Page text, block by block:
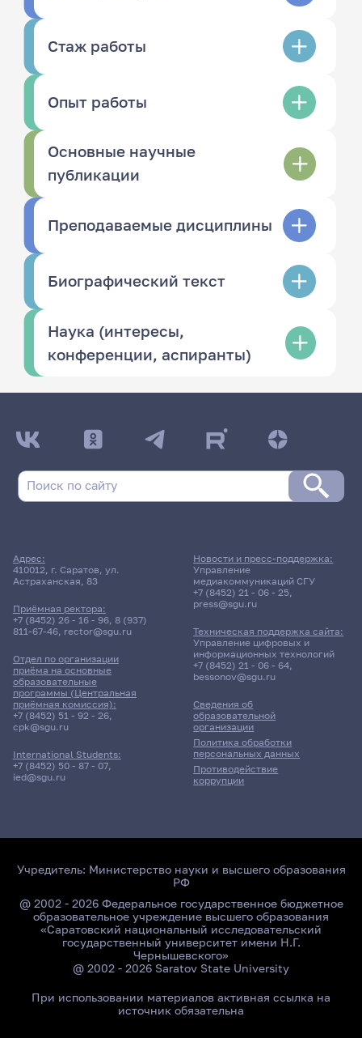
Стаж работы
Опыт работы
Основные научные
публикации
Преподаваемые дисциплины
Биографический текст
Наука (интересы,
конференции, аспиранты)
Адрес:
410012, г. Саратов, ул.
Астраханская, 83
Приёмная ректора:
+7 (8452) 26 - 16 - 96, 8 (937)
811-67-46, rector@sgu.ru
Отдел по организации
приёма на основные
образовательные
программы (Центральная
приёмная комиссия):
+7 (8452) 51 - 92 - 26,
cpk@sgu.ru
International Students:
+7 (8452) 50 - 87 - 07,
ied@sgu.ru
Сведения об
образовательной
организации
Политика обработки
персональных данных
Противодействие
коррупции
Новости и пресс-поддержка:
Управление
медиакоммуникаций СГУ
+7 (8452) 21 - 06 - 25,
press@sgu.ru
Техническая поддержка сайта:
Управление цифровых и
информационных технологий
+7 (8452) 21 - 06 - 64,
bessonov@sgu.ru
Учредитель: Министерство науки и высшего образования
РФ
@ 2002 - 2026 Федеральное государственное бюджетное
образовательное учреждение высшего образования
«Саратовский национальный исследовательский
государственный университет имени Н.Г.
Чернышевского»
@ 2002 - 2026 Saratov State University
При использовании материалов активная ссылка на
источник обязательна